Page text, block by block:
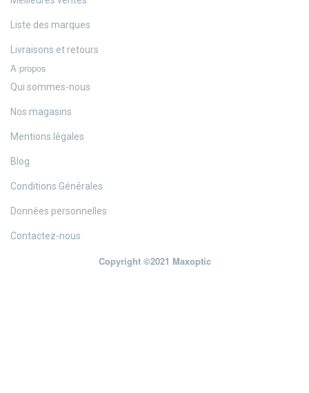
Liste des marques
Livraisons et retours
A propos
Qui sommes-nous
Nos magasins
Mentions légales
Blog
Conditions Générales
Données personnelles
Contactez-nous
Copyright ©2021 Maxoptic